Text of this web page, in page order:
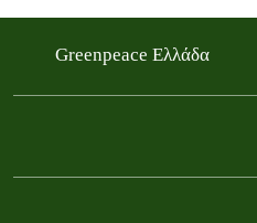
Greenpeace Ελλάδα